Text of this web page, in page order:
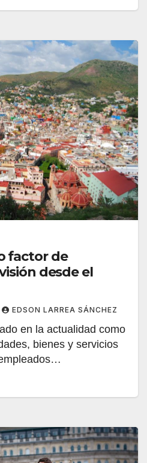
factor de
desde el
EDSON LARREA SÁNCHEZ
en la actualidad como
bienes y servicios